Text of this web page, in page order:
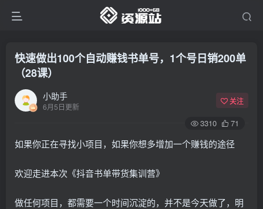
快速做出100个自动赚钱书单号，1个号日销200单
（28课）
小助手
6月5日更新
关注
3310 71
如果你正在寻找小项目，如果你想多增加一个赚钱的途径
欢迎走进本次《抖音书单带货集训营》
做任何项目，都需要一个时间沉淀的，并不是今天做了，明